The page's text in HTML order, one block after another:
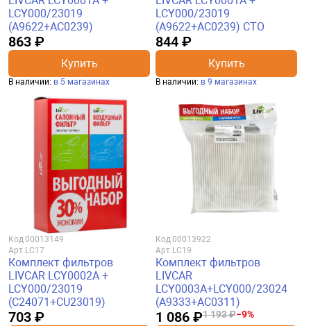
LCY000/23019
(A9622+AC0239)
863 ₽
Купить
В наличии: в 5 магазинах
LCY000/23019
(A9622+AC0239) CTO
844 ₽
Купить
В наличии: в 9 магазинах
Код00013149
Арт. LC17
Комплект фильтров
LIVCAR LCY0002A +
LCY000/23019
(C24071+CU23019)
703 ₽
Код00013922
Арт. LC19
Комплект фильтров
LIVCAR
LCY0003A+LCY000/23024
(A9333+AC0311)
1 086 ₽1 193 ₽−9%